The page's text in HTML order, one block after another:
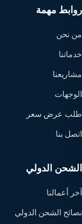
روابط مهمة
من نحن
خدماتنا
مشاريعنا
الوجهات
طلب عرض سعر
اتصل بنا
الشحن الدولي
آخر أعمالنا
نصائح الشحن الدولي